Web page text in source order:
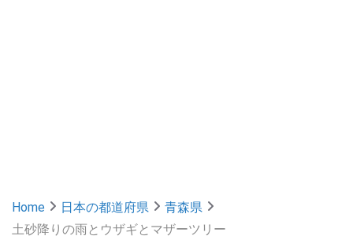
Home 日本の都道府県
青森県
土砂降りの雨とウザギとマザーツリー